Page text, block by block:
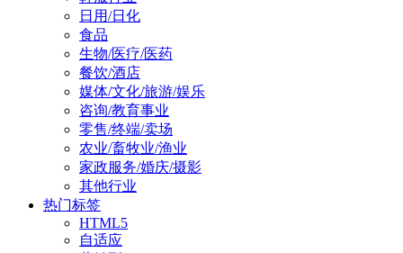
日用/日化
食品
生物/医疗/医药
餐饮/酒店
媒体/文化/旅游/娱乐
咨询/教育事业
零售/终端/卖场
农业/畜牧业/渔业
家政服务/婚庆/摄影
其他行业
热门标签
HTML5
自适应